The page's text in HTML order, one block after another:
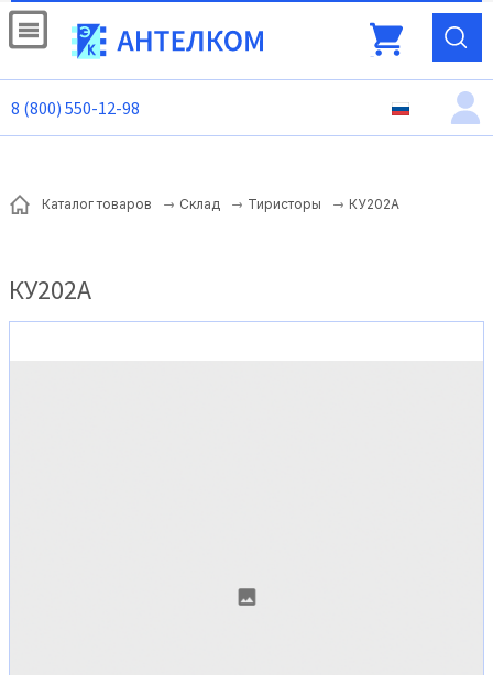
8 (800) 550-12-98
Каталог товаров Склад Тиристоры КУ202А
КУ202А